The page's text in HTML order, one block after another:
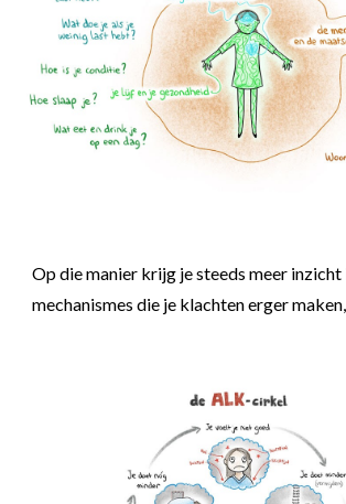
Op die manier krijg je steeds meer inzicht
mechanismes die je klachtenerger